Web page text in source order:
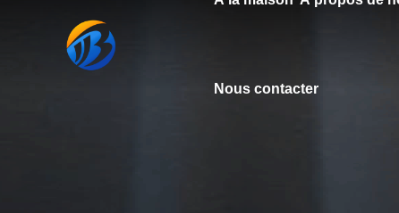
Nous contacter